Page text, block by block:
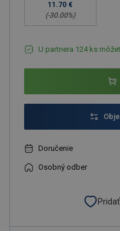
11.70 €
(-30.00%)
U partnera 124 ks
Doručenie
Osobný odber